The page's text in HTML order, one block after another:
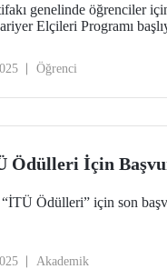
genelinde öğrenciler
Elçileri Programı
Öğrenci
Ödülleri İçin
Ödülleri” için son
Akademik